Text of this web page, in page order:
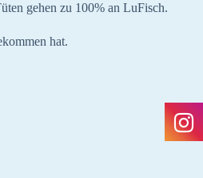
gehen zu 100% an LuFisch.
hat.